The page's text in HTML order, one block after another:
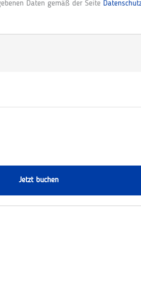
Daten gemäß der Seite